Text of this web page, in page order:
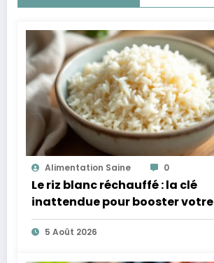
Alimentation Saine 0
Le riz blanc réchauffé : la clé
inattendue pour booster votre
microbiote
5 Août 2026